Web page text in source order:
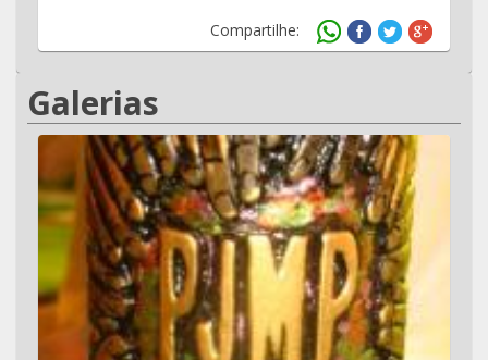
Compartilhe:
Galerias